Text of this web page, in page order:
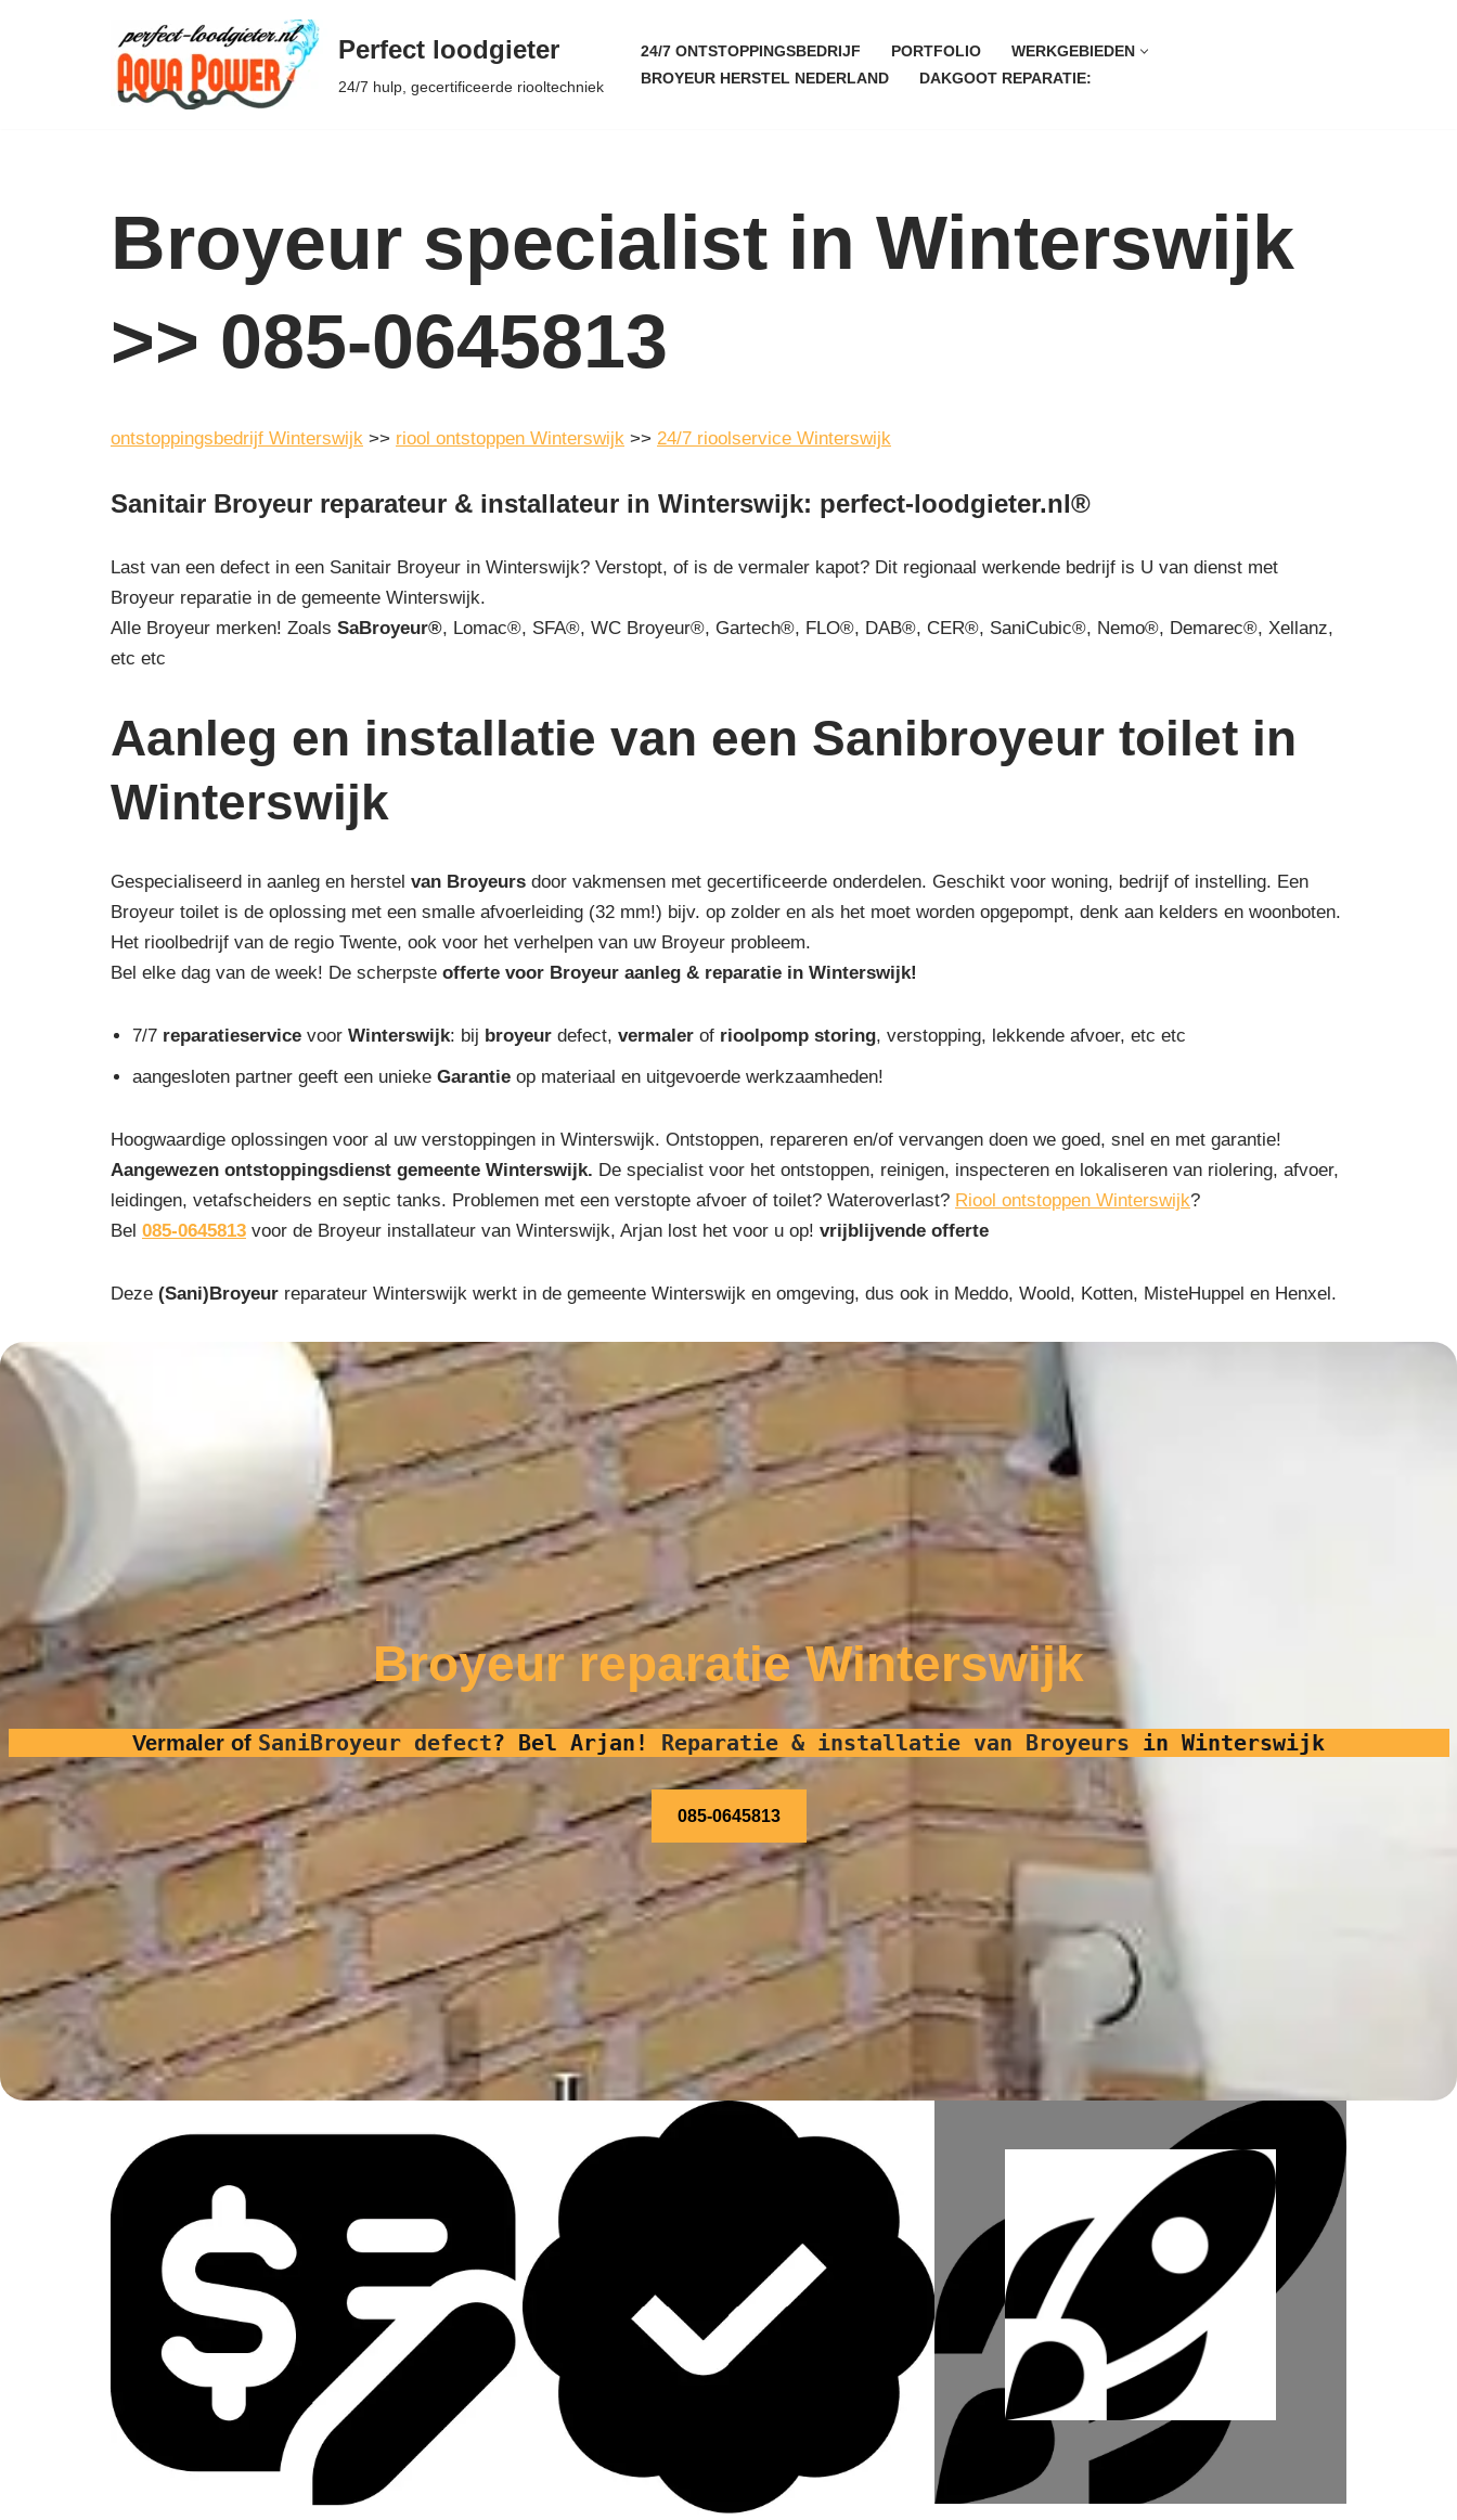
Perfect loodgieter
24/7 hulp, gecertificeerde riooltechniek
24/7 ONTSTOPPINGSBEDRIJF PORTFOLIO
WERKGEBIEDEN
BROYEUR HERSTEL NEDERLAND
DAKGOOT REPARATIE:
Broyeur specialist in Winterswijk
>> 085-0645813
ontstoppingsbedrijf Winterswijk >> riool ontstoppen Winterswijk >> 24/7 rioolservice Winterswijk
Sanitair Broyeur reparateur & installateur in Winterswijk: perfect-loodgieter.nl®
Last van een defect in een Sanitair Broyeur in Winterswijk? Verstopt, of is de vermaler kapot? Dit regionaal werkende bedrijf is U van dienst met
Broyeur reparatie in de gemeente Winterswijk.
Alle Broyeur merken! Zoals SaBroyeur®, Lomac®, SFA®, WC Broyeur®, Gartech®, FLO®, DAB®, CER®, SaniCubic®, Nemo®, Demarec®, Xellanz,
etc etc
Aanleg en installatie van een Sanibroyeur toilet in
Winterswijk
Gespecialiseerd in aanleg en herstel van Broyeurs door vakmensen met gecertificeerde onderdelen. Geschikt voor woning, bedrijf of instelling. Een
Broyeur toilet is de oplossing met een smalle afvoerleiding (32 mm!) bijv. op zolder en als het moet worden opgepompt, denk aan kelders en woonboten.
Het rioolbedrijf van de regio Twente, ook voor het verhelpen van uw Broyeur probleem.
Bel elke dag van de week! De scherpste offerte voor Broyeur aanleg & reparatie in Winterswijk!
7/7 reparatieservice voor Winterswijk: bij broyeur defect, vermaler of rioolpomp storing, verstopping, lekkende afvoer, etc etc
aangesloten partner geeft een unieke Garantie op materiaal en uitgevoerde werkzaamheden!
Hoogwaardige oplossingen voor al uw verstoppingen in Winterswijk. Ontstoppen, repareren en/of vervangen doen we goed, snel en met garantie!
Aangewezen ontstoppingsdienst gemeente Winterswijk. De specialist voor het ontstoppen, reinigen, inspecteren en lokaliseren van riolering, afvoer,
leidingen, vetafscheiders en septic tanks. Problemen met een verstopte afvoer of toilet? Wateroverlast? Riool ontstoppen Winterswijk?
Bel 085-0645813 voor de Broyeur installateur van Winterswijk, Arjan lost het voor u op! vrijblijvende offerte
Deze (Sani)Broyeur reparateur Winterswijk werkt in de gemeente Winterswijk en omgeving, dus ook in Meddo, Woold, Kotten, MisteHuppel en Henxel.
Broyeur reparatie Winterswijk
Vermaler of SaniBroyeur defect? Bel Arjan! Reparatie & installatie van Broyeurs in Winterswijk
085-0645813